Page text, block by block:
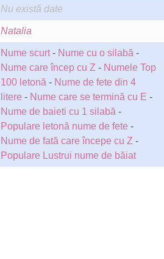
Nu există date
Natalia
Nume scurt- Nume cu o silabă -
Nume care încep cu Z - Numele Top
100 letonă - Nume de fete din 4
litere - Nume care se termină cu E -
Nume de baieti cu 1 silabă -
Populare letonă nume de fete -
Nume de fată care începe cu Z -
Populare Lustrui nume de băiat